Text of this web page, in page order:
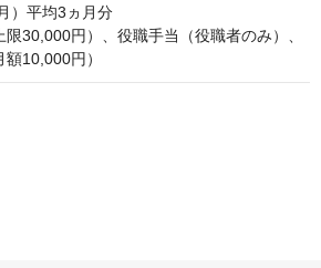
）平均3ヵ月分
30,000円）、役職手当（役職者のみ）、
10,000円）